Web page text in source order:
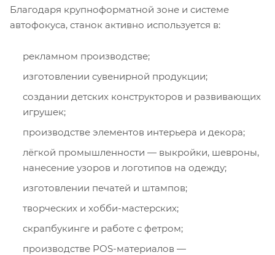
Благодаря крупноформатной зоне и системе
автофокуса, станок активно используется в:
рекламном производстве;
изготовлении сувенирной продукции;
создании детских конструкторов и развивающих
игрушек;
производстве элементов интерьера и декора;
лёгкой промышленности — выкройки, шевроны,
нанесение узоров и логотипов на одежду;
изготовлении печатей и штампов;
творческих и хобби-мастерских;
скрапбукинге и работе с фетром;
производстве POS-материалов —